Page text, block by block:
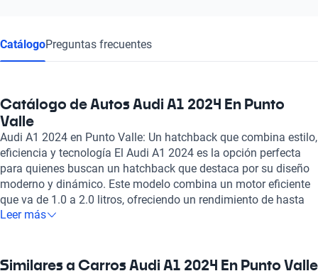
CatálogoPreguntas frecuentes
Catálogo de Autos Audi A1 2024 En Punto
Valle
Audi A1 2024 en Punto Valle: Un hatchback que combina estilo,
eficiencia y tecnología El Audi A1 2024 es la opción perfecta
para quienes buscan un hatchback que destaca por su diseño
moderno y dinámico. Este modelo combina un motor eficiente
que va de 1.0 a 2.0 litros, ofreciendo un rendimiento de hasta
200 caballos de fuerza. Con una aceleración impresionante que
Este vehículo cuenta con un interior diseñado para la
Leer más
Similares a Carros Audi A1 2024 En Punto Valle